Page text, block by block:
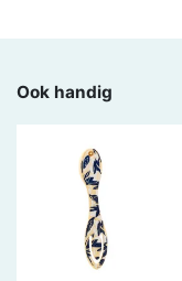
Ook handig